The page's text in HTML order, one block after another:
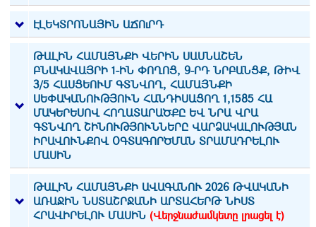
ԷԼԵԿՏՐՈՆԱՅԻՆ ԱՃՈւՐԴ
ԹԱԼԻՆ ՀԱՄԱՅՆՔԻ ՎԵՐԻՆ ՍԱՍՆԱՇԵՆ
ԲՆԱԿԱՎԱՅՐԻ 1-ԻՆ ՓՈՂՈՑ, 9-ՐԴ ՆՐԲԱՆՑՔ, ԹԻՎ
3/5 ՀԱՍՑԵՈՒՄ ԳՏՆՎՈՂ, ՀԱՄԱՅՆՔԻ
ՍԵՓԱԿԱՆՈՒԹՅՈՒՆ ՀԱՆԴԻՍԱՑՈՂ 1,1585 ՀԱ
ՄԱԿԵՐԵՍՈՎ ՀՈՂԱՏԱՐԱԾՔԸ ԵՎ ՆՐԱ ՎՐԱ
ԳՏՆՎՈՂ ՇԻՆՈՒԹՅՈՒՆՆԵՐԸ ՎԱՐՁԱԿԱԼՈՒԹՅԱՆ
ԻՐԱՎՈՒՆՔՈՎ ՕԳՏԱԳՈՐԾՄԱՆ ՏՐԱՄԱԴՐԵԼՈՒ
ՄԱՍԻՆ
ԹԱԼԻՆ ՀԱՄԱՅՆՔԻ ԱՎԱԳԱՆՈՒ 2026 ԹՎԱԿԱՆԻ
ԱՌԱՋԻՆ ՆՍՏԱՇՐՋԱՆԻ ԱՐՏԱՀԵՐԹ ՆԻՍՏ
ՀՐԱՎԻՐԵԼՈՒ ՄԱՍԻՆ (Վերջնաժամկետը լրացել է)